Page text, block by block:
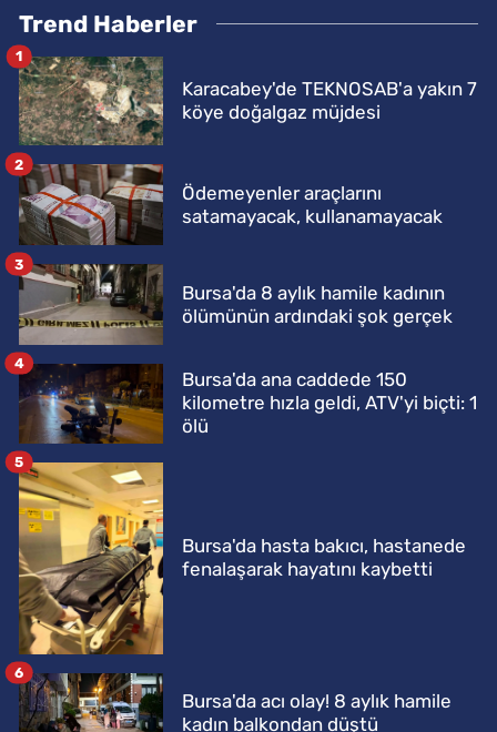
Trend Haberler
Karacabey'de TEKNOSAB'a yakın 7
köye doğalgaz müjdesi
1
Ödemeyenler araçlarını
satamayacak, kullanamayacak
2
Bursa'da 8 aylık hamile kadının
ölümünün ardındaki şok gerçek
3
Bursa'da ana caddede 150
kilometre hızla geldi, ATV'yi biçti: 1
ölü
4
Bursa'da hasta bakıcı, hastanede
fenalaşarak hayatını kaybetti
5
Bursa'da acı olay! 8 aylık hamile
kadın balkondan düştü
6